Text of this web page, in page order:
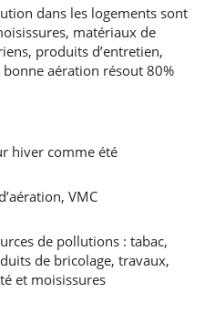
dans les logements sont
matériaux de
produits d’entretien,
aération résout 80%
hiver comme été
VMC
de pollutions : tabac,
de bricolage, travaux,
et moisissures